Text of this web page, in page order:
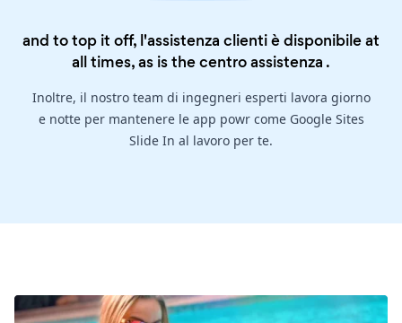
and to top it off, l'assistenza clienti è disponibile at
all times, as is thecentro assistenza .
Inoltre, il nostro team di ingegneri esperti lavora giorno
e notte per mantenere le app powr come Google Sites
Slide In al lavoro per te.